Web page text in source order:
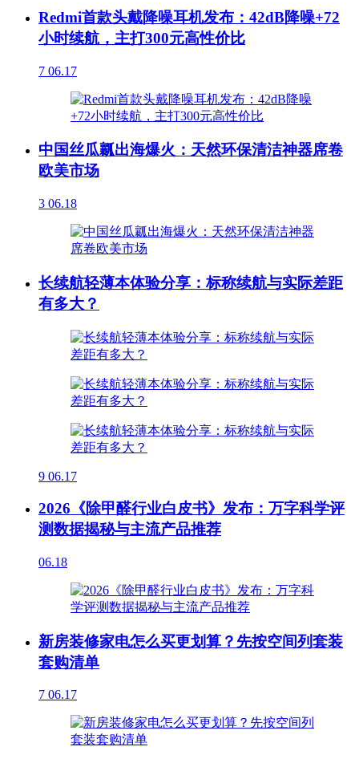
Redmi首款头戴降噪耳机发布：42dB降噪+72
小时续航，主打300元高性价比
7 06.17
中国丝瓜瓤出海爆火：天然环保清洁神器席卷
欧美市场
3 06.18
长续航轻薄本体验分享：标称续航与实际差距
有多大？
9 06.17
2026《除甲醛行业白皮书》发布：万字科学评
测数据揭秘与主流产品推荐
06.18
新房装修家电怎么买更划算？先按空间列套装
套购清单
7 06.17